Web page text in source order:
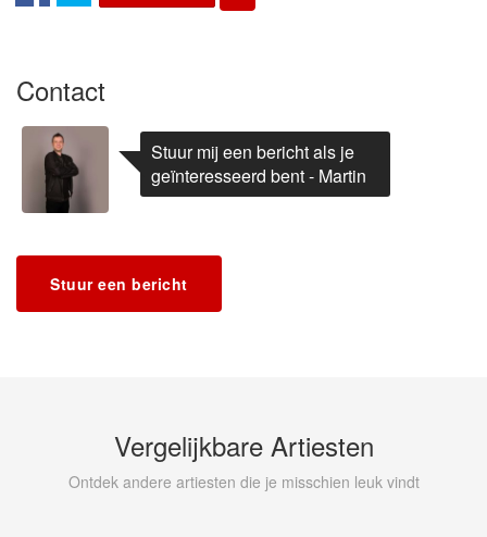
Contact
Stuur mij een bericht als je
geïnteresseerd bent - Martin
Stuur een bericht
Vergelijkbare Artiesten
Ontdek andere artiesten die je misschien leuk vindt